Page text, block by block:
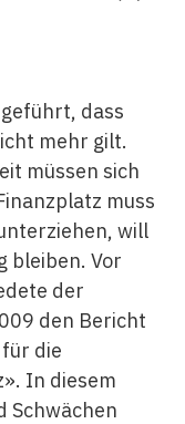
dass
mehr gilt.
müssen sich
muss
will
bleiben. Vor
der
den Bericht
die
In diesem
Schwächen